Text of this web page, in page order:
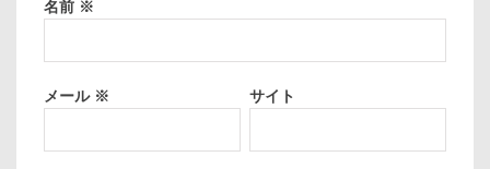
名前 ※
メール ※ サイト